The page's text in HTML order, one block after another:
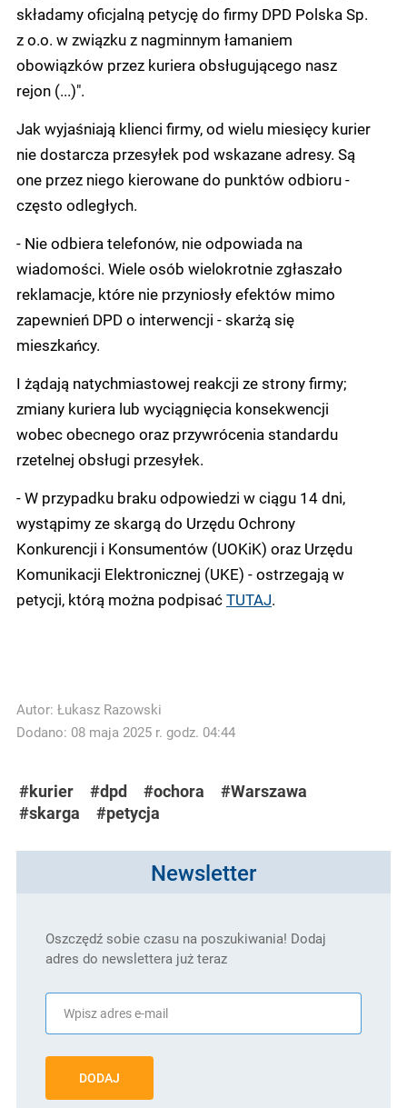
składamy oficjalną petycję do firmy DPD Polska Sp.
z o.o. w związku z nagminnym łamaniem
obowiązków przez kuriera obsługującego nasz
rejon (...)".
Jak wyjaśniają klienci firmy, od wielu miesięcy kurier
nie dostarcza przesyłek pod wskazane adresy. Są
one przez niego kierowane do punktów odbioru -
często odległych.
- Nie odbiera telefonów, nie odpowiada na
wiadomości. Wiele osób wielokrotnie zgłaszało
reklamacje, które nie przyniosły efektów mimo
zapewnień DPD o interwencji - skarżą się
mieszkańcy.
I żądają natychmiastowej reakcji ze strony firmy;
zmiany kuriera lub wyciągnięcia konsekwencji
wobec obecnego oraz przywrócenia standardu
rzetelnej obsługi przesyłek.
- W przypadku braku odpowiedzi w ciągu 14 dni,
wystąpimy ze skargą do Urzędu Ochrony
Konkurencji i Konsumentów (UOKiK) oraz Urzędu
Komunikacji Elektronicznej (UKE) - ostrzegają w
petycji, którą można podpisaćTUTAJ.
Autor: Łukasz Razowski
Dodano: 08 maja 2025 r. godz. 04:44
#kurier #dpd #ochora
#Warszawa
#skarga
#petycja
Newsletter
Oszczędź sobie czasu na poszukiwania! Dodaj
adres do newslettera już teraz
DODAJ